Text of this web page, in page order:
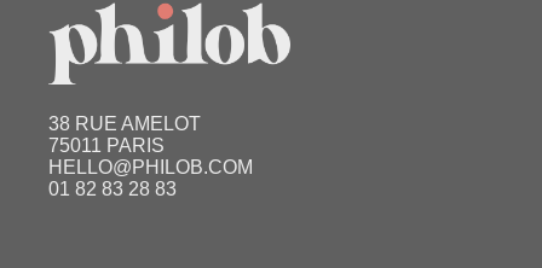
38 RUE AMELOT
75011 PARIS
HELLO@PHILOB.COM
01 82 83 28 83